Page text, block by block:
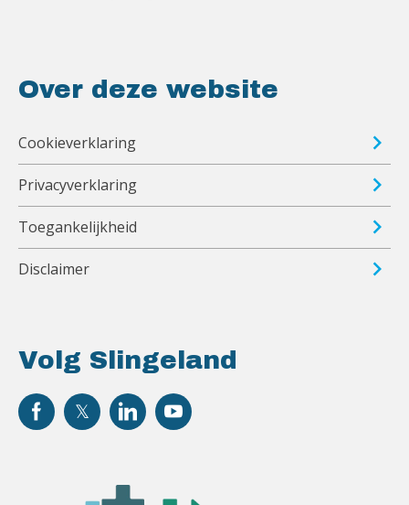
Volg Slingeland
Over deze website
Cookieverklaring
Privacyverklaring
Toegankelijkheid
Disclaimer